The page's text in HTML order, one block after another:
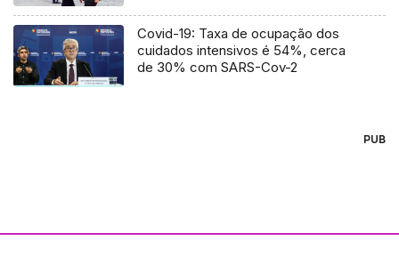
Covid-19: Taxa de ocupação dos
cuidados intensivos é 54%, cerca
de 30% com SARS-Cov-2
PUB